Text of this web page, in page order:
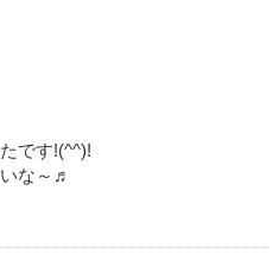
です!(^^)!
な～♬